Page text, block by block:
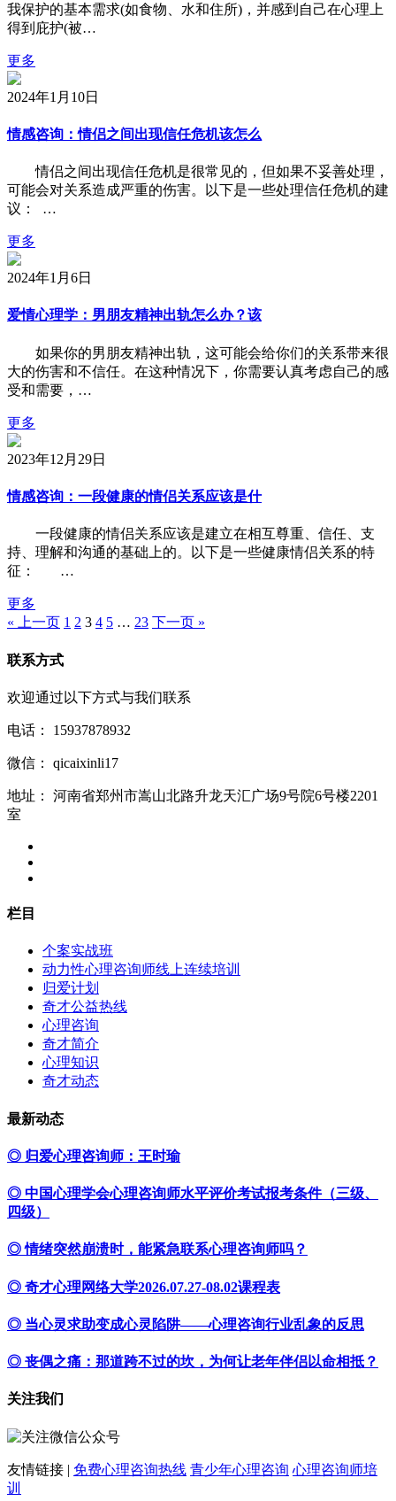
我保护的基本需求(如食物、水和住所)，并感到自己在心理上
得到庇护(被…
更多
2024年1月10日
情感咨询：情侣之间出现信任危机该怎么
情侣之间出现信任危机是很常见的，但如果不妥善处理，
可能会对关系造成严重的伤害。以下是一些处理信任危机的建
议： …
更多
2024年1月6日
爱情心理学：男朋友精神出轨怎么办？该
如果你的男朋友精神出轨，这可能会给你们的关系带来很
大的伤害和不信任。在这种情况下，你需要认真考虑自己的感
受和需要，…
更多
2023年12月29日
情感咨询：一段健康的情侣关系应该是什
一段健康的情侣关系应该是建立在相互尊重、信任、支
持、理解和沟通的基础上的。以下是一些健康情侣关系的特
征： …
更多
« 上一页 1 2 3 4 5 … 23 下一页 »
联系方式
欢迎通过以下方式与我们联系
电话： 15937878932
微信： qicaixinli17
地址：
河南省郑州市嵩山北路升龙天汇广场9号院6号楼2201
室
栏目
个案实战班
动力性心理咨询师线上连续培训
归爱计划
奇才公益热线
心理咨询
奇才简介
心理知识
奇才动态
最新动态
◎ 归爱心理咨询师：王时瑜
◎ 中国心理学会心理咨询师水平评价考试报考条件（三级、
四级）
◎ 情绪突然崩溃时，能紧急联系心理咨询师吗？
◎ 奇才心理网络大学2026.07.27-08.02课程表
◎ 当心灵求助变成心灵陷阱——心理咨询行业乱象的反思
◎ 丧偶之痛：那道跨不过的坎，为何让老年伴侣以命相抵？
关注我们
友情链接 | 免费心理咨询热线 青少年心理咨询 心理咨询师培
训